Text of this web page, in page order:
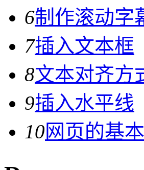
6制作滚动字
7插入文本框
8文本对齐方
9插入水平线
10网页的基